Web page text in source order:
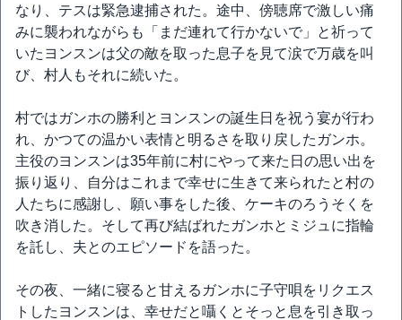
なり、テスは緊急逮捕された。途中、傍聴席で激しい痛
みに襲われながらも「まだ連れて行かないで」と祈って
いたヨンスンは父の敵を取った息子を見て涙で万歳を叫
び、村人もそれに続いた。
村ではガンホの勝利とヨンスンの誕生日を祝う宴が行わ
れ、かつての温かい表情と明るさを取り戻したガンホ。
主役のヨンスンは35年前に村にやって来た日の思い出を
振り返り、自分はこれまで幸せに生きて来られたと村の
人たちに感謝し、願い事をした後、ケーキのろうそくを
吹き消した。そして再び結ばれたガンホとミジュに指輪
を託し、夫とのエピソードを語った。
その夜、一緒に寝ると甘えるガンホに子守唄をリクエス
トしたヨンスンは、幸せだと囁くとそっと息を引き取っ